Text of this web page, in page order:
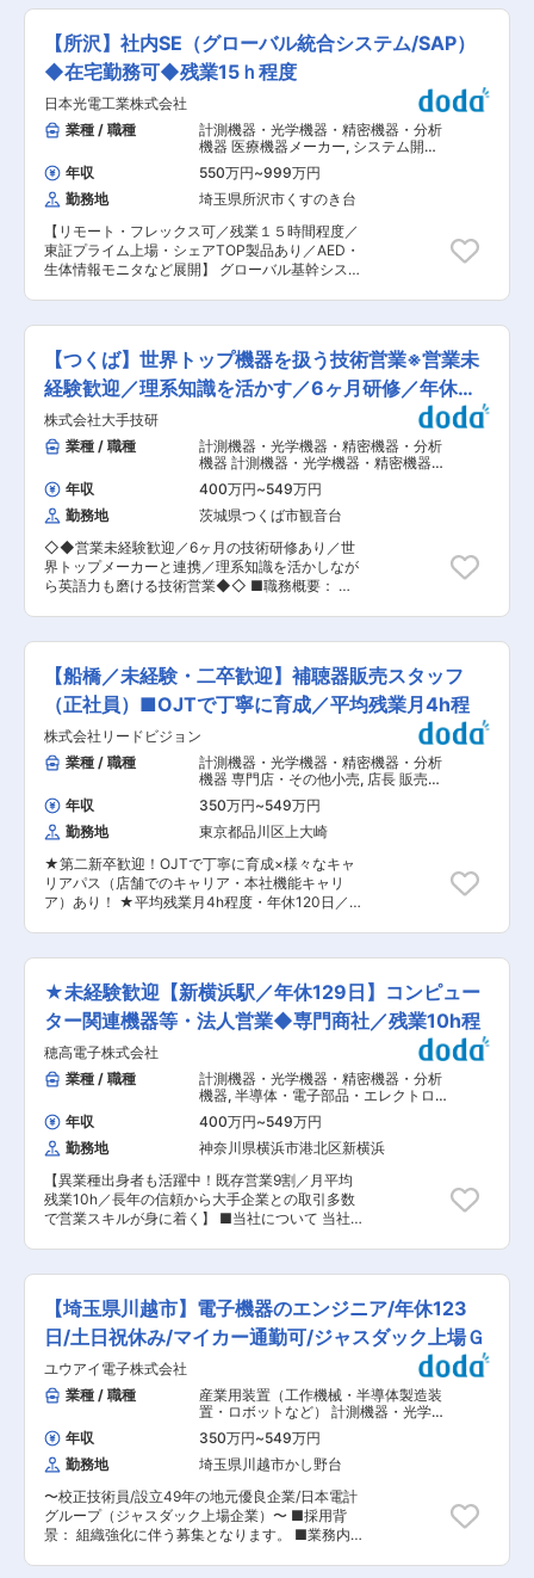
休日123日 ・土日祝休み ・残業20h以内 ■当社に
ついて： 【最先端の濾過装置メーカーRMF
Systemsの日本国内総販売元】 オランダに本社を
置き現在世界100ヵ国以上で展開されている最先
端の濾過装置メーカーRMF Systemsの日本国内
総販売元です。 世界最高基準のプレミアな高精度
フィルタを、顧客の目標とする清浄度に合わせ
て、現状の診断から最適なフィルタの選定・導
入、またその運用保守までをトータルでサポート
します。 異物問題は製品の品質に影響を及ぼす為
近年重要視され、今後も需要拡大が見込まれま
す。 【大手企業と取引多数】 顧客は油圧機械を
使用する工場を持つメーカーが対象で、各業界の
す。当社の製品は、顧客の工場内の機械を円滑に
稼働させる重要な製品です。 変更の範囲：会社の
業」をご担当いただきます。 【業務詳細】 ・
ゼネコン各社・コンサルとの打合せ，研究所・現
場などでの技術サポート ・コンクリート配合設
計・測定業務 ・コンクリート用材料の開発 ・弊
社技術センター(NTC)でのセミナー開催 ・仕入れ
先である海外メーカーとの打合せ※語学力は不問
です ■担当製品： 国内シェア50％以上を誇る当
社の吹付けコンクリートシステムにおいて使用さ
れる、コンクリートを急速に硬化させる化学薬品,
トンネル施工機械 ■顧客先(敬称略)： 大林組、鹿
島建設、大成建設、清水建設、ジェイアール、東
京メトロ、アクティオ、伊藤忠建機等 ■当社の強
み： 自社で設計・開発・製造を行ない、大手ゼネ
コン等との共同開発案件を複数手掛ける高い技術
力を有しています。トンネル工事に必要な機能を
一体化させた「ヘラクレス」を自社開発するな
でも非破壊試験機に特化しており、幅広い種類を
取り揃えております。道路地下の埋設物調査、コ
ンクリート内部の検査など、用途に合わせて的確
な試験機のご提案が可能です。 変更の範囲：会社
の定める業務
【所沢】社内SE（グローバル統合システム/SAP）
◆在宅勤務可◆残業15ｈ程度
日本光電工業株式会社
業種 / 職種
計測機器・光学機器・精密機器・分析
機器 医療機器メーカー, システム開
発・運用（アプリ担当） IT戦略・シス
テム企画担当
年収 550万円~999万円
勤務地
埼玉県所沢市くすのき台
【リモート・フレックス可／残業１５時間程度／
東証プライム上場・シェアTOP製品あり／AED・
生体情報モニタなど展開】 グローバル基幹システ
ステム刷新の戦略・構想立案、プロジェクト企
画・推進、稼働後の安定化・継続改善までを一貫
してリード ・エージェントAI等の最新技術を活用
した業務改革の企画・実装 ・海外拠点（米州・欧
州・アジア・中東）との連携によるグローバル
DXの推進 ・「基幹システム刷新」「エージェン
トAIの実装」「経営課題に直結したDX戦略」の三
位一体の変革を中核リーダーとして推進 ＜具体的
には＞ ・SAP S/4HANAを中心としたグローバル
刷新に関する戦略・構想の策定 ・プロジェクト企
画（計画・体制・予算）および推進リード（要件
定義〜設計〜導入〜テスト〜展開） ・稼働後の安
定化、保守・運用最適化、継続的な改善（データ
活用・AI活用を含む） ・海外拠点との連携・ガバ
ナンス運営、グローバル標準化の推進 ■組織構
成： ・CDX統括部（情報システム部門）：約54
ステムアプリケーション、保守運用 ■将来的なキ
ャリアパスについて ・新システム企画・経営課題
解決型プロジェクトを推進する課長 ・経営戦略に
基づく全社IT・DX戦略を統括する部長 ■働き方
出張頻度：0〜2回/年（期間１週間程度） ハイブ
リッドワーク（在宅勤務含む）と平均残業約15時
IT・DXを推進 ・大企業の安定基盤を有しつつ、
過度に巨大ではない組織規模のため、経営層との
直接対話および意思決定のプロセスに接する機会
を得やすい ・エージェントAI／生成AIの社内実装
を当事者として遂行 ・米州・欧州・アジア・中東
を対象とするグローバル案件に関与 ・企画〜実
で通勤利便性が高く、都心部に比べて通勤混雑が
比較的少ない環境 変更の範囲：会社の定める業務
【つくば】世界トップ機器を扱う技術営業※営業未
経験歓迎／理系知識を活かす／6ヶ月研修／年休
127日
株式会社大手技研
業種 / 職種
計測機器・光学機器・精密機器・分析
機器 計測機器・光学機器・精密機器・
分析機器
精密機械・計測機器・分析機
器・光学製品営業（国内） 精密・計
測・分析機器
年収 400万円~549万円
勤務地
茨城県つくば市観音台
◇◆営業未経験歓迎／6ヶ月の技術研修あり／世
界トップメーカーと連携／理系知識を活かしなが
ら英語力も磨ける技術営業◆◇ ■職務概要： 当
は、研究機関や大手メーカーの研究開発部門・品
質管理部門に対し、計測機器や校正サービスの提
案を行っていただきます。単に製品を販売する営
業ではなく、技術的な課題解決を行う提案型営業
です。理系の知識を活かしながら、顧客の研究開
発や品質向上に貢献できるポジションです。 ■業
務内容： ・顧客の技術課題やニーズのヒアリング
・計測機器、校正サービスの提案 ・技術コンサル
ティング、見積作成 ・受注後の納品立会い、導入
支援 ・既存顧客へのフォローや追加提案 ※飛び込
み営業はなく、お問い合わせや既存顧客対応が中
心です。 ※数字成績を追いかけるだけでなく、技
術相談などを通じて一線で活躍するエンジニアと
信頼関係を構築し、 頼れる存在となることで案
件を獲得していくスタイルです。 ■入社後の教
育体制： 入社後は6ヶ月間の技術研修を実施しま
てスタートできます。独り立ちは1〜3年を想定し
ており、長期的な育成を前提とした採用です。 ■
当ポジションの魅力： 当社は北米・欧州を中心と
した世界トップクラスの計測機器メーカー約10社
とパートナーシップを築いています。業務では英
文のデータシートや技術マニュアルを確認する機
会があり、海外メーカー担当者との打ち合わせや
技術交流に携わることもあります。そのため、
日々の業務を通じて専門知識だけでなく英語力も
自然と高められる環境です。 また、顧客は航空宇
宙、自動車、鉄道、半導体、エネルギーなどの最
先端分野が中心。研究開発や品質管理といった上
流工程に携わるため、高い専門性を身につけるこ
で選ばれる営業スタイルも特徴です。 ■キャリア
パス： まずは技術営業として製品知識や提案力を
当など、より専門性の高い業務へ挑戦可能です。
技術・営業・英語力を兼ね備えた希少性の高い人
材として市場価値を高められます。 変更の範囲：
会社の定める業務
【船橋／未経験・二卒歓迎】補聴器販売スタッフ
（正社員）■OJTで丁寧に育成／平均残業月4h程
株式会社リードビジョン
業種 / 職種
計測機器・光学機器・精密機器・分析
機器 専門店・その他小売, 店長 販売・
接客・売り場担当
年収 350万円~549万円
勤務地
東京都品川区上大崎
★第二新卒歓迎！OJTで丁寧に育成×様々なキャ
リアパス（店舗でのキャリア・本社機能キャリ
ア）あり！ ★平均残業月4h程度・年休120日／座
験・第二新卒でも馴染みやすい職場！ 補聴器専門
店ヒヤリングストアにて”補聴器”の販売員として
ご活躍いただきます。 入社後、半年間は補聴器の
設定説明や聴力検査などサポート業務を中心に担
当いただき、半年経過後からは徐々に個人のお客
様を担当いただきます。 将来的には店長としてお
店の責任者や、本社において課や部署の責任者を
任せることも期待しています。 ■具体的な業務
・お客様の”聞こえ”に関するヒアリング いつ頃か
ら聞こえづらくなった等、”聞こえ”に関するお悩
みなどを一つずつ紐解いていきます。 ・最適な補
聴器の選定 実際の補聴器をご体験いただきなが
ら、お客様に最適な補聴器を一緒に選んでまいり
ます。 ・取り扱い方法の説明や装着練習 ・アフ
ターサービス ※1日に15名〜20名のお客様がいら
っしゃいます。 ■育成体制・資格取得について
身に着けることができます。 また、認定補聴器技
能者の資格取得のための費用を負担しておりま
す。 4年間を通した協会での教習、その後の試験
合格で資格取得が可能であり、過去の取得率は
100％です。 ■キャリアステップ スタッフからプ
ロジェクトリーダー、店長、エリアマネージャー
といったキャリアの他に人事やマーケティング、
経理といったキャリアを歩むことも可能です。 ■
配属店舗について 現在は都内8店舗、神奈川1店舗
に出店、埼玉県や千葉県にも出店しています。 配
属店舗が変更となる可能性もございますが、ご自
宅から1時間以内の勤務地を相談した上で決めま
す。 ■同社の商品・サービスに関して フルオー
端な補聴器などを取りそろえております。 2週間
★未経験歓迎【新横浜駅／年休129日】コンピュー
ター関連機器等・法人営業◆専門商社／残業10h程
穂高電子株式会社
業種 / 職種
計測機器・光学機器・精密機器・分析
機器, 半導体・電子部品・エレクトロニ
クス製品営業（国内） 精密機械・計測
機器・分析機器・光学製品営業（国
内）
年収 400万円~549万円
勤務地
神奈川県横浜市港北区新横浜
【異業種出身者も活躍中！既存営業9割／月平均
残業10h／長年の信頼から大手企業との取引多数
で営業スキルが身に着く】 ■当社について 当社
前」「安全・品質を保証するため」に必ず使われ
ます。スマートフォンや自動車、家電など、私た
ちの身近な製品が生まれる現場を支えています。
■業務概要 既存顧客への電子計測機器・コンピュ
ーター関連機器等の産業製品のルート営業を担当
します。 ※既存顧客が90％以上です。一部の新規
顧客はHP、紹介、展示会などの問い合わせがメ
インです。 ■業務詳細 ◇営業先：家電メーカ
ー、自動車メーカーなど製造業全般 ◇顧客へのヒ
アリング／提案※社用車での営業スタイルになり
ます。 ◇受発注、納品 ◇見積日報等の資料作成
◇メンテナンス対応 ※数万円〜数億円の製品を扱
います ※業界・職種未経験だった中途社員も活躍
中です。 ■組織構成 20代から50代の営業13名と
事務員が在籍しております。 ■入社後の流れ 入
社後は、製品について座学等で学んでいただきま
【埼玉県川越市】電子機器のエンジニア/年休123
日/土日祝休み/マイカー通勤可/ジャスダック上場Ｇ
ユウアイ電子株式会社
業種 / 職種
産業用装置（工作機械・半導体製造装
置・ロボットなど） 計測機器・光学機
器・精密機器・分析機器
分析機器 機械・電子部品
年収 350万円~549万円
勤務地
埼玉県川越市かし野台
〜校正技術員/設立49年の地元優良企業/日本電計
グループ（ジャスダック上場企業）〜 ■採用背
景： 組織強化に伴う募集となります。 ■業務内